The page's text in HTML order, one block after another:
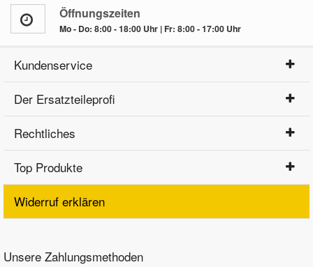
Öffnungszeiten
Mo - Do: 8:00 - 18:00 Uhr | Fr: 8:00 - 17:00 Uhr
Kundenservice
Der Ersatzteileprofi
Rechtliches
Top Produkte
Widerruf erklären
Unsere Zahlungsmethoden